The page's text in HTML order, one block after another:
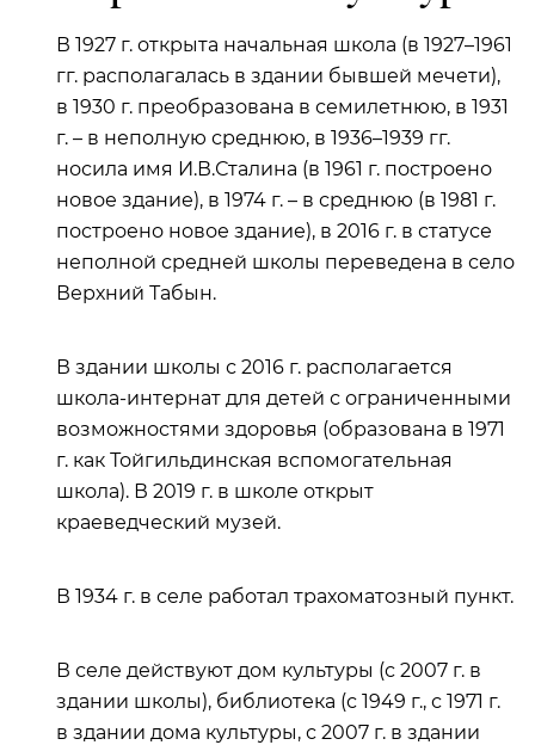
В 1927 г. открыта начальная школа (в 1927–1961
гг. располагалась в здании бывшей мечети),
в 1930 г. преобразована в семилетнюю, в 1931
г. – в неполную среднюю, в 1936–1939 гг.
носила имя И.В.Сталина (в 1961 г. построено
новое здание), в 1974 г. – в среднюю (в 1981 г.
построено новое здание), в 2016 г. в статусе
неполной средней школы переведена в село
Верхний Табын.
В здании школы с 2016 г. располагается
школа-интернат для детей с ограниченными
возможностями здоровья (образована в 1971
г. как Тойгильдинская вспомогательная
школа). В 2019 г. в школе открыт
краеведческий музей.
В 1934 г. в селе работал трахоматозный пункт.
В селе действуют дом культуры (с 2007 г. в
здании школы), библиотека (с 1949 г., с 1971 г.
в здании дома культуры, с 2007 г. в здании